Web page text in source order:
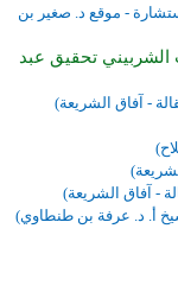
- موقع د. صغير بن
الشربيني تحقيق عبد
- آفاق الشريعة)
- آفاق الشريعة)
أ. د. عرفة بن طنطاوي)